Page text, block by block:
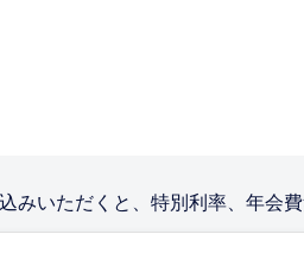
みいただくと、特別利率、年会